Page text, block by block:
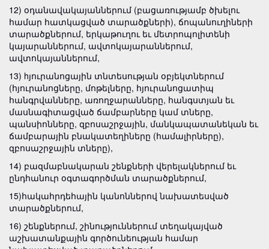
12) օդանավակայաններում (բացառությամբ ծխելու
համար հատկացված տարածքների), ճոպանուղիների
տարածքներում, երկաթուղու եւ մետրոպոլիտենի
կայարաններում, ավտոկայարաններում,
ավտոկայաններում,
13) hյուրանոցային տնտեսության օբյեկտներում
(հյուրանոցները, մոթելները, հյուրանոցատիպ
հանգրվանները, առողջարանները, հանգստյան եւ
մասնագիտացված ճամբարները կամ տները,
պանսիոնները, զբոսաշրջային, մանկապատանեկան եւ
ճամբարային բնակատեղիները (համալիրները),
զբոսաշրջային տները),
14) բազմաբնակարան շենքների վերելակներում եւ
ընդհանուր օգտագործման տարածքներում,
15)հակահրդեհային կանոններով նախատեսված
տարածքներում,
16) շենքներում, շինություններում տեղակայված
աշխատանքային գործունեության համար